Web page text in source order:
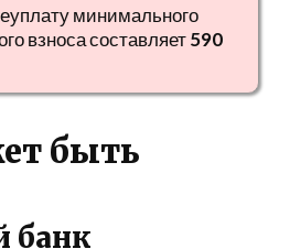
минимального
взноса составляет590
быть
банк